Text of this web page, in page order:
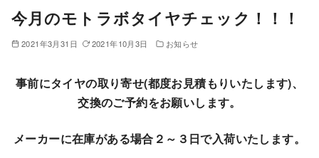
今月のモトラボタイヤチェック！！！
2021年3月31日 2021年10月3日 お知らせ
事前にタイヤの取り寄せ(都度お見積もりいたします)、
交換のご予約をお願いします。
メーカーに在庫がある場合２～３日で入荷いたします。